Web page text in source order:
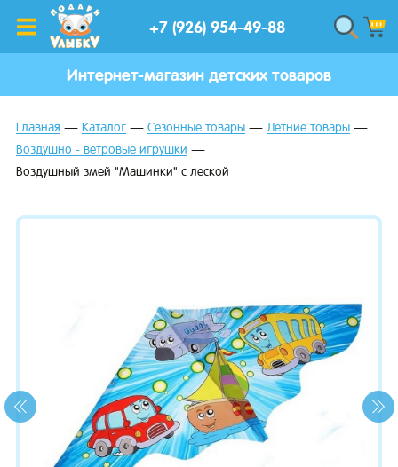
+7 (926) 954-49-88
Интернет-магазин детских товаров
Главная Каталог Сезонные товары
Летние товары
Воздушно - ветровые игрушки
Воздушный змей "Машинки" с леской